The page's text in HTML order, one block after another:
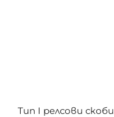
Тип I релсови скоби